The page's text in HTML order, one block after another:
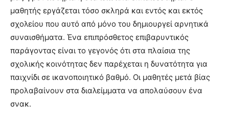
μαθητής εργάζεται τόσο σκληρά και εντός και εκτός
σχολείου που αυτό από μόνο του δημιουργεί αρνητικά
συναισθήματα. Ένα επιπρόσθετος επιβαρυντικός
παράγοντας είναι το γεγονός ότι στα πλαίσια της
σχολικής κοινότητας δεν παρέχεται η δυνατότητα για
παιχνίδι σε ικανοποιητικό βαθμό. Οι μαθητές μετά βίας
προλαβαίνουν στα διαλείμματα να απολαύσουν ένα
σνακ.